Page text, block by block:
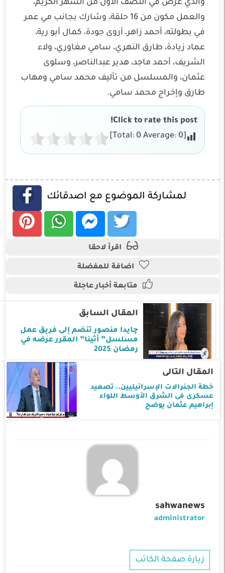
والذي عرض في النصف الأول من الشهر الكريم،
والعمل مكون من 16 حلقة، وشارك بجانب مي عمر
في بطولته، أحمد زاهر، أروى جودة، كمال أبو رية،
عماد زيادة، طارق النهري، سامي مغاوري، ولاء
الشريف، أحمد ماجد، هدير عبدالناصر، وسلوى
عثمان، والمسلسل من تأليف محمد سامي ومهاب
طارق وإخراج محمد سامي.
Click to rate this post!
[Total:
0Average: 0
]
لمشاركة الموضوع مع اصدقائك
اقرأ لاحقا
اضافة للمفضلة
متابعة أخبار عاجلة
المقال السابق
چايدا منصور تنضم إلى فريق عمل
مسلسل” أثينا” المقرر عرضه في
رمضان 2025
المقال التالى
خطة الجنرالات الإسرائيليين.. تصعيد
عسكرى فى الشرق الأوسط اللواء
إبراهيم عثمان يوضح
sahwanews
administrator
زيارة صفحة الكاتب